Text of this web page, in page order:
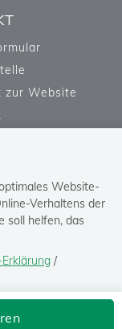
Website-
Verhaltens der
soll helfen, das
/
"Datenschutz-
Bergbau
zur Website